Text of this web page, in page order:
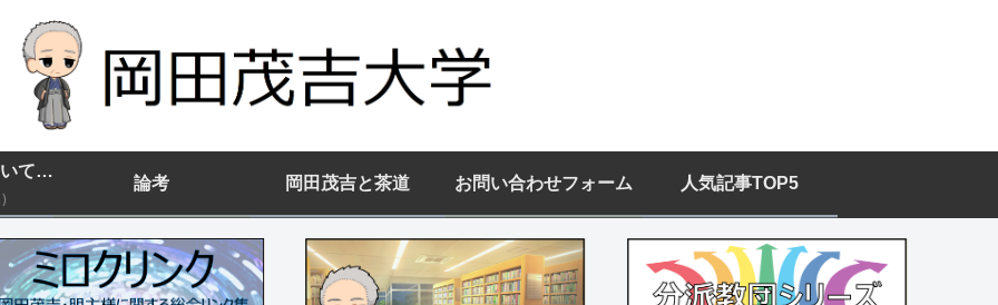
岡田茂吉大学について(まずはココから)
論考 岡田茂吉と茶道 お問い合わせフォーム 人気記事TOP5